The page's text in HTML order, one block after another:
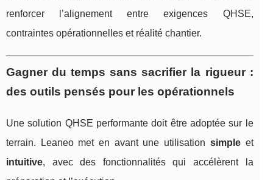
renforcer l’alignement entre exigences QHSE,
contraintes opérationnelles et réalité chantier.
Gagner du temps sans sacrifier la rigueur :
des outils pensés pour les opérationnels
Une solution QHSE performante doit être adoptée sur le
terrain. Leaneo met en avant une utilisation simpleet
intuitive, avec des fonctionnalités qui accélèrent la